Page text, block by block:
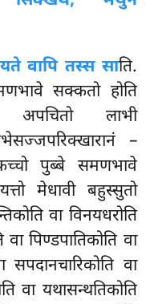
वापि तस्स साति.
सक्कतो होति
अपचितो लाभी
–
पुब्बे समणभावे
मेधावी बहुस्सुतो
वा विनयधरोति
पिण्डपातिकोति वा
वा
वा यथासन्थतिकोति